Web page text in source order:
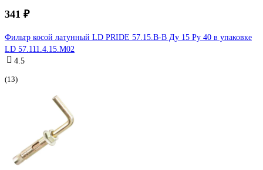
341 ₽
Фильтр косой латунный LD PRIDE 57.15.В-В Ду 15 Ру 40 в упаковке
LD 57.111.4.15.M02
4.5
(13)